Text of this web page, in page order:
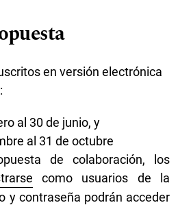
en versión electrónica
al 30 de junio, y
al 31 de octubre
de colaboración, los
como usuarios de la
y contraseña podrán acceder